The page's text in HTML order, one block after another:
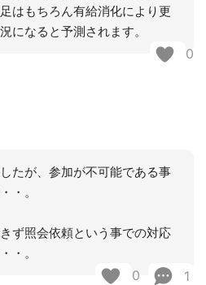
はもちろん有給消化により更
になると予測されます。
0
たが、参加が不可能である事
・。
ず照会依頼という事での対応
・。
0 1